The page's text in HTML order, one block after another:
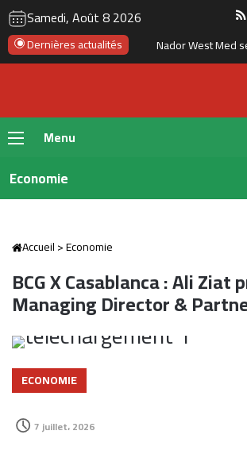
Samedi, Août 8 2026
Dernières actualités
Menu
Economie
Accueil>Economie
BCG X Casablanca : Ali Ziat
Managing Director &
ECONOMIE
7 juillet، 2026